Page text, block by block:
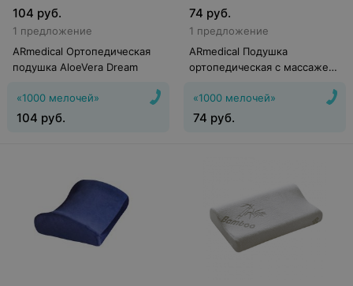
104 руб.
1 предложение
ARmedical Ортопедическая
подушка AloeVera Dream
«1000 мелочей»
104 руб.
74 руб.
1 предложение
ARmedical Подушка
ортопедическая с массажем
Dream»
«1000 мелочей»
74 руб.